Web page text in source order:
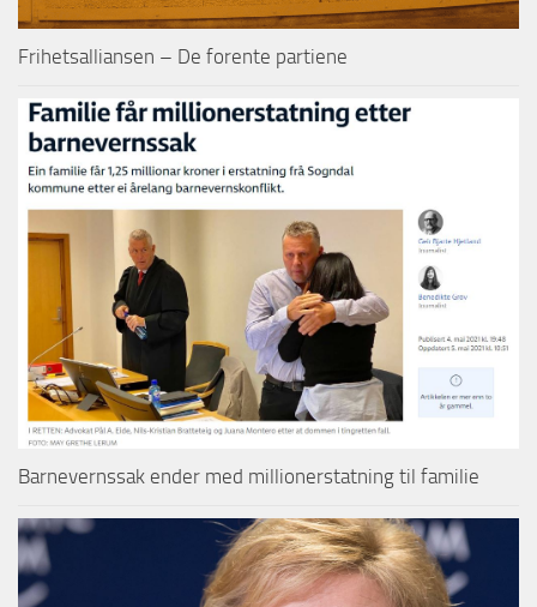
Frihetsalliansen – De forente partiene
Barnevernssak ender med millionerstatning til familie